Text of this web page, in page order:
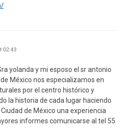
02:43
yolanda y mi esposo el sr antonio
México nos especializamos en
por el centro histórico y
la historia de cada lugar haciendo
de México una experiencia
informes comunicarse al tel 55